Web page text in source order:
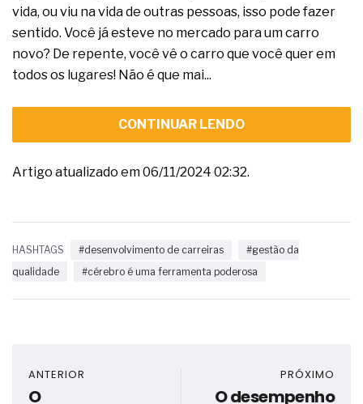
vida, ou viu na vida de outras pessoas, isso pode fazer
sentido. Você já esteve no mercado para um carro
novo? De repente, você vê o carro que você quer em
todos os lugares! Não é que mai...
CONTINUAR LENDO
Artigo atualizado em 06/11/2024 02:32.
HASHTAGS #desenvolvimento de carreiras
#gestão da
qualidade
#cérebro é uma ferramenta poderosa
ANTERIOR
O
PRÓXIMO
O desempenho